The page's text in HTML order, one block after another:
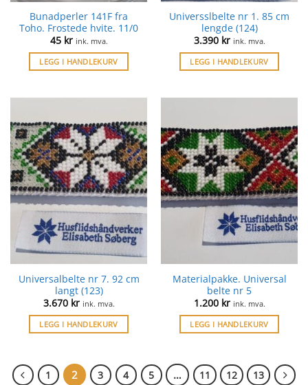
Bunadperler 141F fra
Toho. Frostede hvite. 11/0
45 kr ink. mva.
LEGG I HANDLEKURV
Universslbelte nr 1. 85 cm
lengde (124)
3.390 kr ink. mva.
LEGG I HANDLEKURV
Universalbelte nr 7. 92 cm
langt (123)
3.670 kr ink. mva.
LEGG I HANDLEKURV
Materialpakke. Universal
belte nr 5
1.200 kr ink. mva.
LEGG I HANDLEKURV
1 2 3 4 5 … 11 12 13